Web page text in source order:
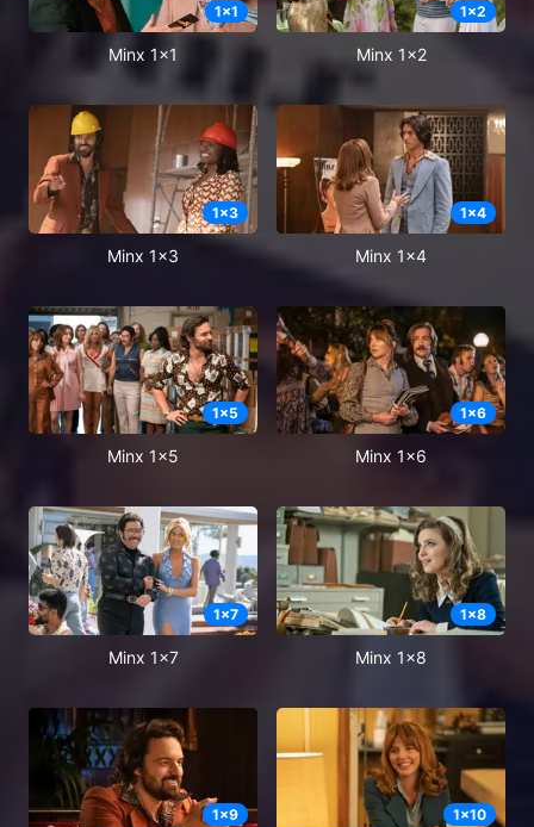
1x1
Minx 1x1
1x2
Minx 1x2
1x3
Minx 1x3
1x4
Minx 1x4
1x5
Minx 1x5
1x6
Minx 1x6
1x7
Minx 1x7
1x8
Minx 1x8
1x9 1x10